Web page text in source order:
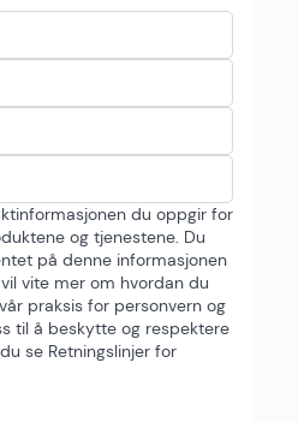
du oppgir for
og tjenestene. Du
på denne informasjonen
vite mer om hvordan du
praksis for personvern og
til å beskytte og respektere
se Retningslinjer for